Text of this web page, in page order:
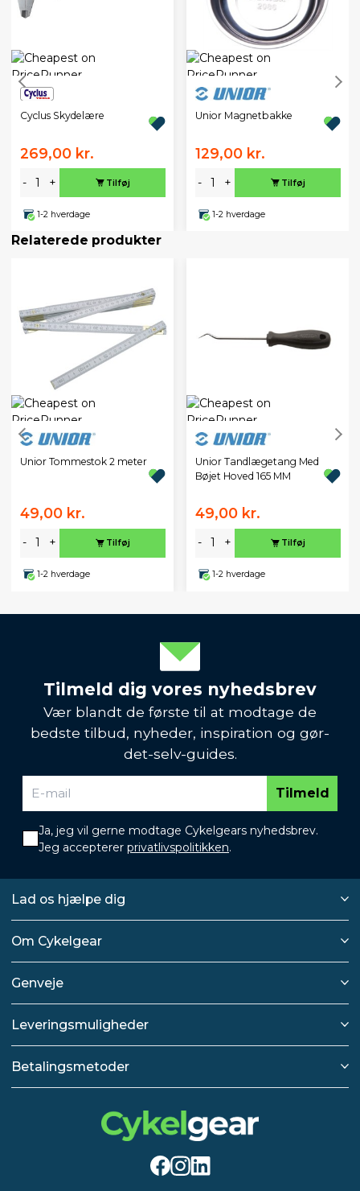
Cyclus Skydelære
269,00 kr.
- + Tilføj
1-2 hverdage
Unior Magnetbakke
129,00 kr.
- + Tilføj
1-2 hverdage
Relaterede produkter
Unior Tommestok 2 meter
49,00 kr.
- + Tilføj
1-2 hverdage
Unior Tandlægetang Med
Bøjet Hoved 165 MM
49,00 kr.
- + Tilføj
1-2 hverdage
Tilmeld dig vores nyhedsbrev
Vær blandt de første til at modtage de
bedste tilbud, nyheder, inspiration og gør-
det-selv-guides.
Tilmeld
Ja, jeg vil gerne modtage Cykelgears nyhedsbrev.
Jeg accepterer privatlivspolitikken.
Lad os hjælpe dig
Om Cykelgear
Genveje
Leveringsmuligheder
Betalingsmetoder